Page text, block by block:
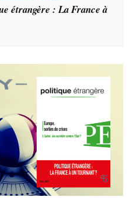
étrangère : La France à